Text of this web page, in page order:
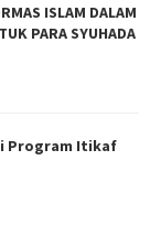
ISLAM DALAM
PARA SYUHADA
Program Itikaf